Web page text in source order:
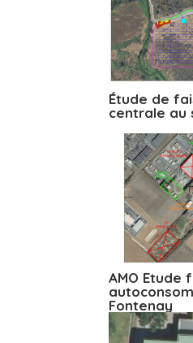
Étude de
centrale au
AMO Etude
Fontenay